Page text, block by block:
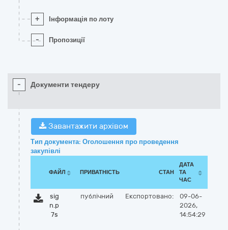
+ Інформація по лоту
- Пропозиції
- Документи тендеру
Завантажити архівом
Тип документа: Оголошення про проведення
закупівлі
ФАЙЛ ПРИВАТНІСТЬ СТАН
ДАТА
ТА
ЧАС
sig
n.p
7s
публічний Експортовано:
09-06-
2026,
14:54:29